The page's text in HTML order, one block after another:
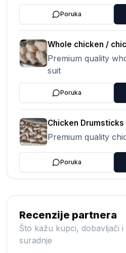
Poruka
Whole chicken /
Premium quality
suit
Poruka
Chicken Drumsticks
Premium quality
Poruka
Recenzije partnera
Što kažu kupci, dobavljači
suradnje